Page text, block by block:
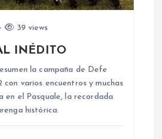
39 views
INÉDITO
la campaña de Defe
con varios encuentros y muchas
en el Pasquale, la recordada
histórica.